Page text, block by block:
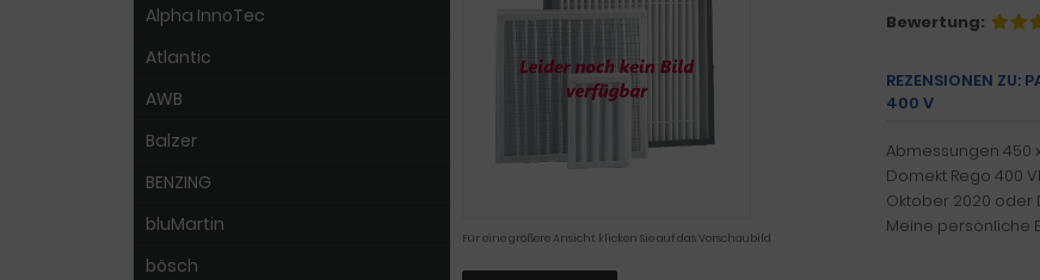
Für eine größere Ansicht klicken Sie auf das Vorschaubild
Bewertung:
REZENSIONEN ZU:
400 V
Abmessungen 450
Domekt Rego 400
Oktober 2020 oder
Meine persönliche
Alpha InnoTec
Atlantic
AWB
Balzer
BENZING
bluMartin
bösch